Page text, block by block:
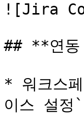
![Jira
## **연
* 워크스
이스 설